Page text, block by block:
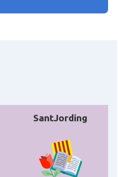
dels Països Catalans a
Institute of America
SantJording